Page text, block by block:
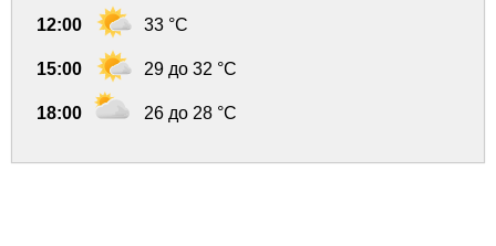
12:00 33 °C
15:00 29 до 32 °C
18:00 26 до 28 °C